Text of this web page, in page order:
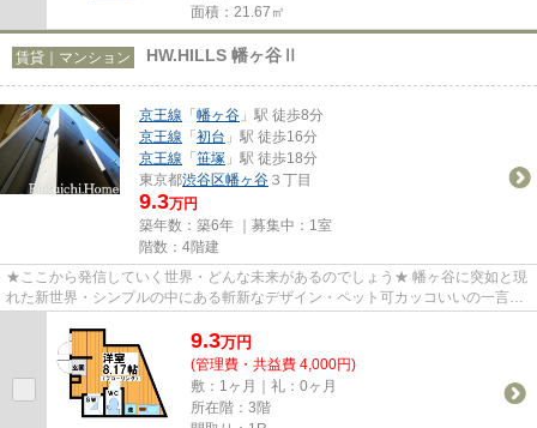
面積：21.67㎡
賃貸｜マンション HW.HILLS 幡ヶ谷Ⅱ
京王線 「幡ヶ谷 」駅 徒歩8分
京王線 「初台 」駅 徒歩16分
京王線 「笹塚 」駅 徒歩18分
東京都渋谷区幡ヶ谷 ３丁目
9.3万円
築年数：築6年 ｜募集中： 1室
階数：4階建
★ここから発信していく世界・どんな未来があるのでしょう★ 幡ヶ谷に突如と現
れた新世界・シンプルの中にある斬新なデザイン・ペット可カッコいいの一言で
表せない世界にあなたをいざな...
9.3万円
(管理費・共益費 4,000円)
敷：1ヶ月｜礼：0ヶ月
所在階：3階